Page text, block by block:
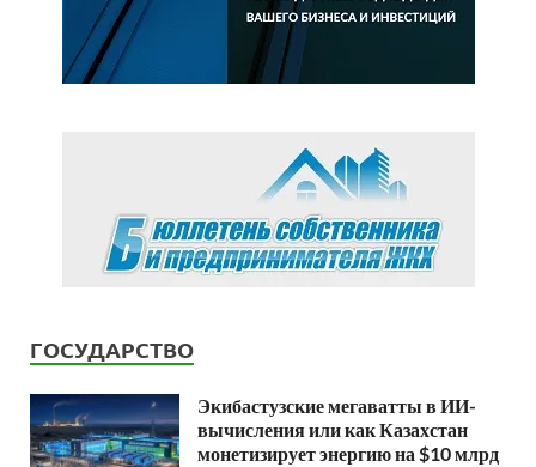
ГОСУДАРСТВО
Экибастузские мегаватты в ИИ-
вычисления или как Казахстан
монетизирует энергию на $10 млрд